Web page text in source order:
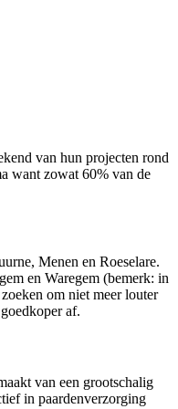
van hun projecten rond
want zowat 60% van de
Menen en Roeselare.
en Waregem (bemerk: in
om niet meer louter
af.
van een grootschalig
in paardenverzorging